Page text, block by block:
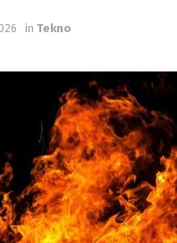
in Tekno